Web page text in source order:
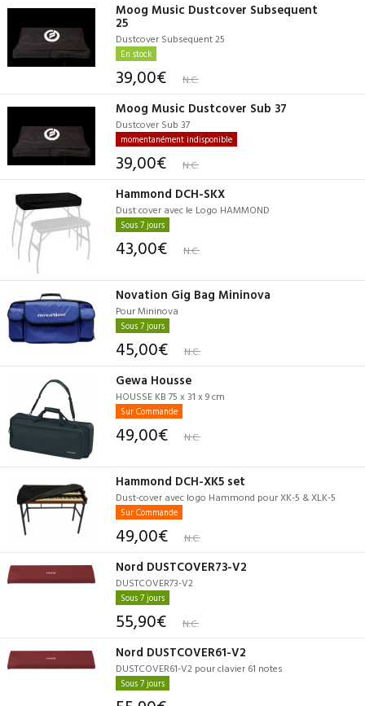
Moog Music Dustcover Subsequent
25
Dustcover Subsequent 25
En stock
39,00€ N.C.
Moog Music Dustcover Sub 37
Dustcover Sub 37
momentanément indisponible
39,00€ N.C.
Hammond DCH-SKX
Dust cover avec le Logo HAMMOND
Sous 7 jours
43,00€ N.C.
Novation Gig Bag Mininova
Pour Mininova
Sous 7 jours
45,00€ N.C.
Gewa Housse
HOUSSE KB 75 x 31 x 9 cm
Sur Commande
49,00€ N.C.
Hammond DCH-XK5 set
Dust-cover avec logo Hammond pour XK-5 & XLK-5
Sur Commande
49,00€ N.C.
Nord DUSTCOVER73-V2
DUSTCOVER73-V2
Sous 7 jours
55,90€ N.C.
Nord DUSTCOVER61-V2
DUSTCOVER61-V2 pour clavier 61 notes
Sous 7 jours